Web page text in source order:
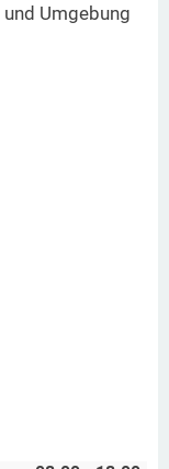
und Umgebung